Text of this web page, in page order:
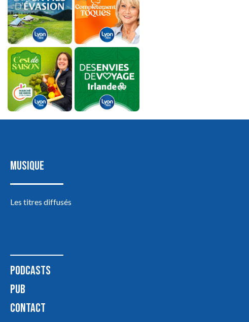
MUSIQUE
Les titres diffusés
PODCASTS
PUB
CONTACT